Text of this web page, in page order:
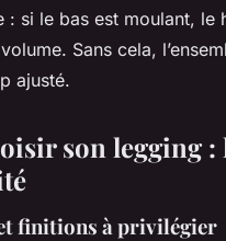
: si le bas est moulant, le
Sans cela,
ajusté.
son legging :
finitions à privilégier